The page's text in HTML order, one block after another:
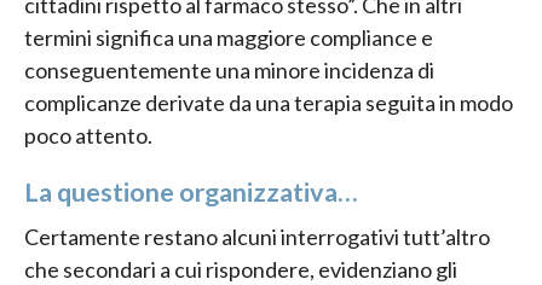
termini significa una maggiore compliance e
conseguentemente una minore incidenza di
complicanze derivate da una terapia seguita in modo
poco attento.
La questione organizzativa…
Certamente restano alcuni interrogativi tutt’altro
che secondari a cui rispondere, evidenziano gli